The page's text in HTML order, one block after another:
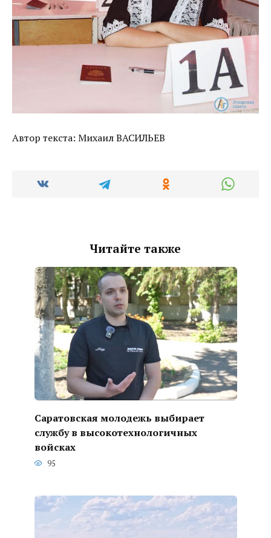
Автор текста: Михаил ВАСИЛЬЕВ
Читайте также
Саратовская молодежь выбирает
службу в высокотехнологичных
войсках
95